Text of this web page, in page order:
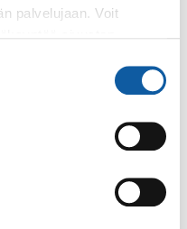
palvelujaan. Voit